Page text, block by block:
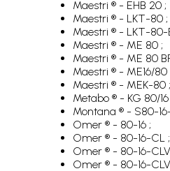
Maestri ® - EHB 20 ;
Maestri ® - LKT-80 ;
Maestri ® - LKT-80-
Maestri ® - ME 80 ;
Maestri ® - ME 80
Maestri ® - ME16/80
Maestri ® - MEK-80 ;
Metabo ® - KG 80/16
Montana ® - S80-
Omer ® - 80-16 ;
Omer ® - 80-16-CL ;
Omer ® - 80-16-
Omer ® - 80-16-